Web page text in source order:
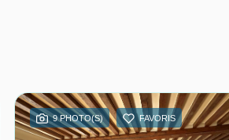
9 PHOTO(S) FAVORIS